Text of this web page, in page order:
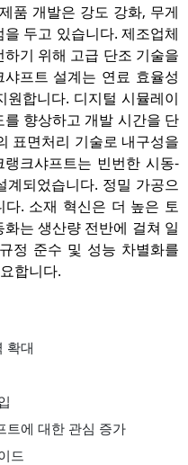
품 개발은 강도 강화, 무게
두고 있습니다. 제조업체
기 위해 고급 단조 기술을
프트 설계는 연료 효율성
합니다. 디지털 시뮬레이
향상하고 개발 시간을 단
표면처리 기술로 내구성을
크샤프트는 빈번한 시동-
되었습니다. 정밀 가공으
. 소재 혁신은 더 높은 토
는 생산량 전반에 걸쳐 일
정 준수 및 성능 차별화를
합니다.
확대
트에 대한 관심 증가
드